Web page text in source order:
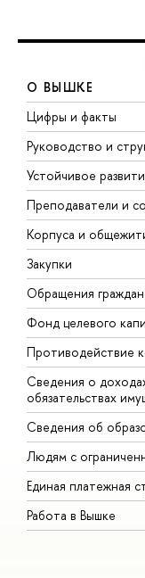
О ВЫШКЕ
Цифры и факты
Руководство и
Устойчивое
Преподаватели и
Корпуса и
Закупки
Обращения
Фонд целевого
Противодействие
Сведения о
обязательствах
Сведения об
Людям с
Единая платежная
Работа в Вышке